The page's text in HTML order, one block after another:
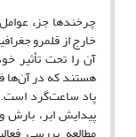
چرخندها جزء
خارج از قلمرو
آن را تحت تأثیر
هستند که در آن‌ها
پاد ساعت‌گرد است.
پیدایش ابر،